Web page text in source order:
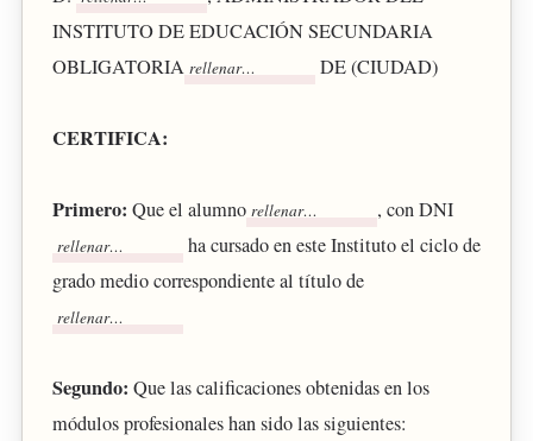
INSTITUTO DE EDUCACIÓN SECUNDARIA
OBLIGATORIA
DE (CIUDAD)
CERTIFICA:
Primero: Que el alumno
, con DNI
ha cursado en este Instituto el ciclo de
grado medio correspondiente al título de
Segundo: Que las calificaciones obtenidas en los
módulos profesionales han sido las siguientes: